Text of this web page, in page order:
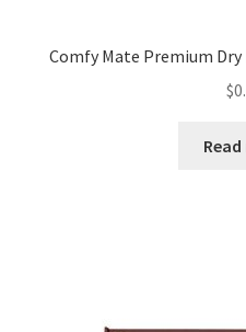
Comfy Mate Premium
$